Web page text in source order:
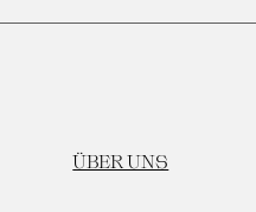
ÜBER UNS